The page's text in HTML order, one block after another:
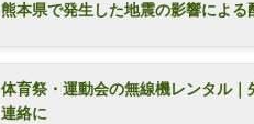
熊本県で発生した地震の影響による
体育祭・運動会の無線機レンタル
連絡に